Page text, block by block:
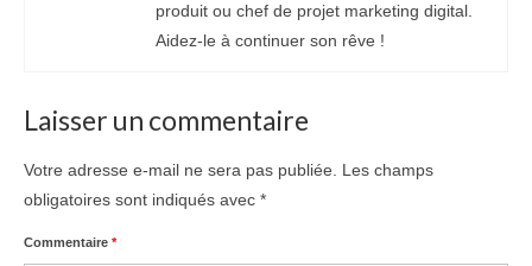
produit ou chef de projet marketing digital.
Aidez-le à continuer son rêve !
Laisser un commentaire
Votre adresse e-mail ne sera pas publiée.
Les champs
obligatoires sont indiqués avec *
Commentaire *